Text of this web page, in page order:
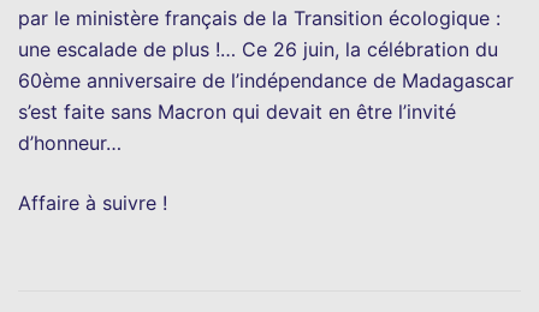
par le ministère français de la Transition écologique :
une escalade de plus !… Ce 26 juin, la célébration du
60ème anniversaire de l’indépendance de Madagascar
s’est faite sans Macron qui devait en être l’invité
d’honneur…
Affaire à suivre !